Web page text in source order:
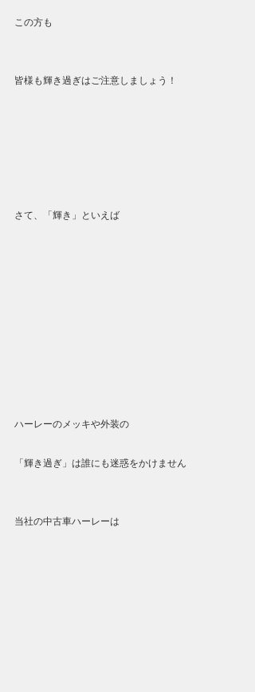
この方も
皆様も輝き過ぎはご注意しましょう！
さて、「輝き」といえば
ハーレーのメッキや外装の
「輝き過ぎ」は誰にも迷惑をかけません
当社の中古車ハーレーは